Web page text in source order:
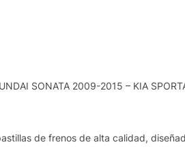
SONATA 2009-2015 – KIA
de frenos de alta calidad,